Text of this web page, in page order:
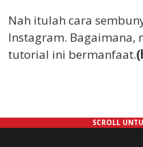
Nah itulah cara
Instagram. Bagaimana,
tutorial ini bermanfaat.